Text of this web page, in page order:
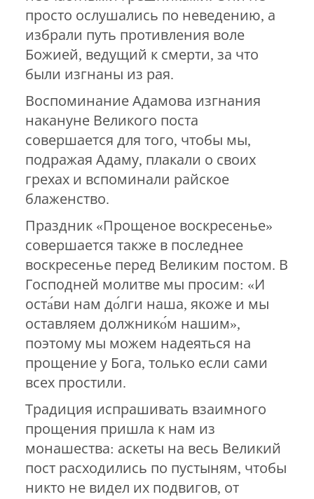
просто ослушались по неведению, а
избрали путь противления воле
Божией, ведущий к смерти, за что
были изгнаны из рая.
Воспоминание Адамова изгнания
накануне Великого поста
совершается для того, чтобы мы,
подражая Адаму, плакали о своих
грехах и вспоминали райское
блаженство.
Праздник «Прощеное воскресенье»
совершается также в последнее
воскресенье перед Великим постом. В
Господней молитве мы просим: «И
оста́ви нам до́лги наша, якоже и мы
оставляем должнико́м нашим»,
поэтому мы можем надеяться на
прощение у Бога, только если сами
всех простили.
Традиция испрашивать взаимного
прощения пришла к нам из
монашества: аскеты на весь Великий
пост расходились по пустыням, чтобы
никто не видел их подвигов, от